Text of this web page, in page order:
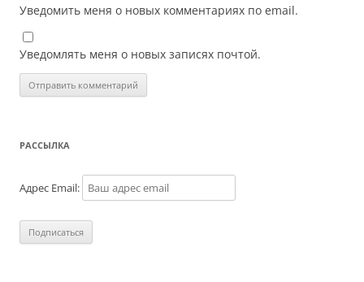
Уведомить меня о новых комментариях по email.
Уведомлять меня о новых записях почтой.
РАССЫЛКА
Адрес Email: